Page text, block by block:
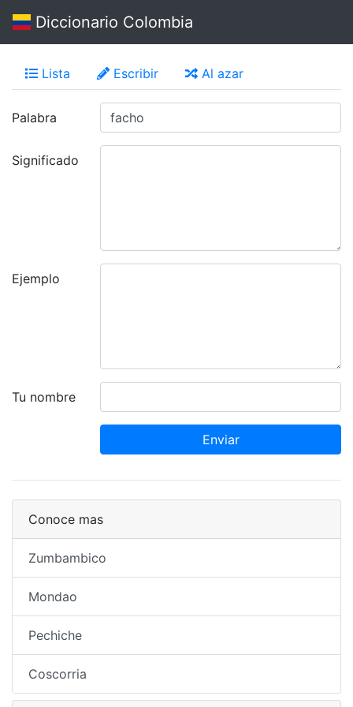
Diccionario Colombia
Lista Escribir Al azar
Palabra
Significado
Ejemplo
Tu nombre
Enviar
Conoce mas
Zumbambico
Mondao
Pechiche
Coscorria